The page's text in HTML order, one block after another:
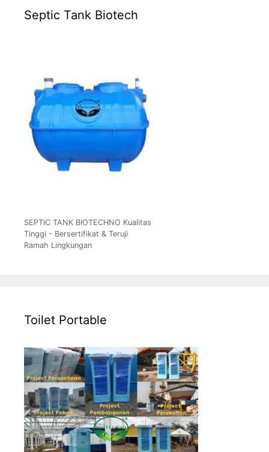
Septic Tank Biotech
SEPTIC TANK BIOTECHNO Kualitas
Tinggi - Bersertifikat & Teruji
Ramah Lingkungan
Toilet Portable